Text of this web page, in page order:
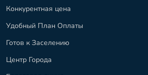
Конкурентная цена
Удобный План Оплаты
Готов к Заселению
Центр Города